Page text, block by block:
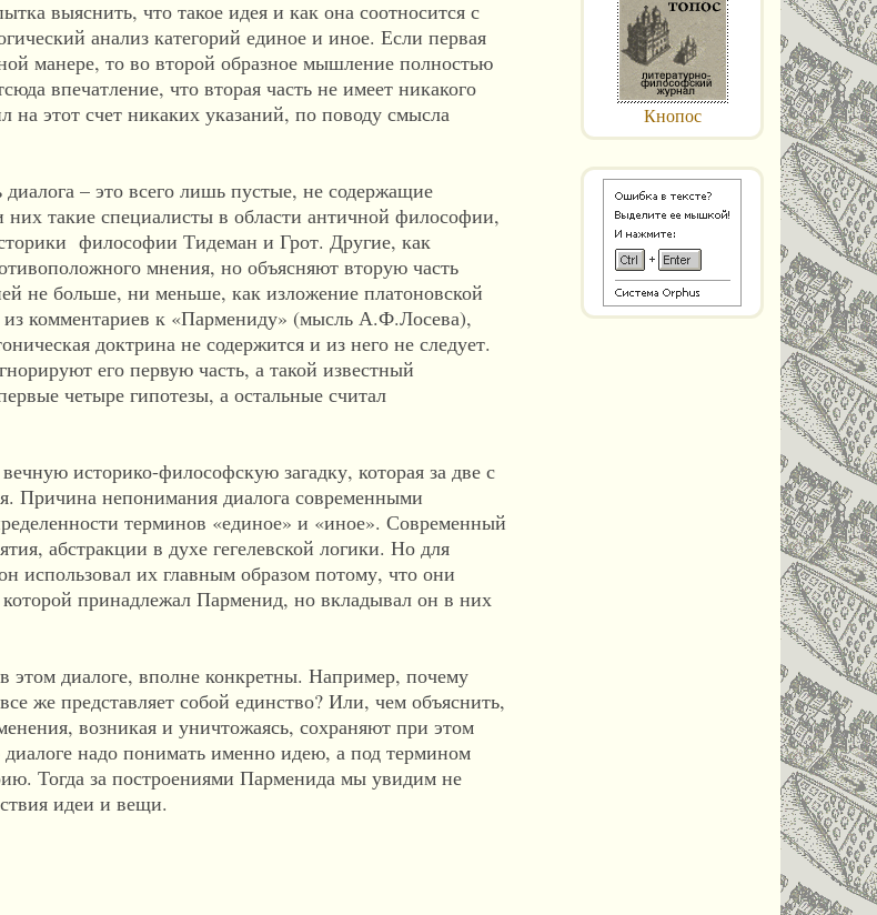
выяс­нить, что такое идея и как она соотносится с
анализ категорий единое и иное. Если первая
манере, то во второй образное мышле­ние полностью
впечатление, что вторая часть не имеет никакого
этот счет никаких указаний, по поводу смысла
– это всего лишь пустые, не содержащие
такие специалисты в области античной философии,
философии Тидеман и Грот. Другие, как
мнения, но объясняют вторую часть
не больше, ни меньше, как изложение платоновской
комментариев к «Пармениду» (мысль А.Ф.Лосева),
доктрина не содержится и из него не следует.
его первую часть, а такой известный
четыре гипотезы, а остальные считал
историко-философскую загадку, которая за две с
Причина непонимания диалога современными
терминов «единое» и «иное». Современный
абстракции в духе гегелевской логики. Но для
их главным образом потому, что они
принадлежал Парменид, но вкладывал он в них
этом диалоге, вполне конкретны. Например, почему
же представляет собой единство? Или, чем объяс­нить,
возникая и уничтожаясь, сохраняют при этом
надо понимать именно идею, а под термином
Тогда за построениями Парменида мы увидим не
идеи и вещи.
Кнопос